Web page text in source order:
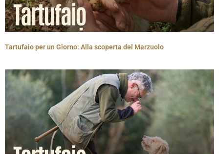
Tartufaio per un Giorno: Alla scoperta del Marzuolo